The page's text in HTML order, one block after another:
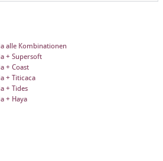
alle Kombinationen
+ Supersoft
+ Coast
+ Titicaca
+ Tides
+ Haya